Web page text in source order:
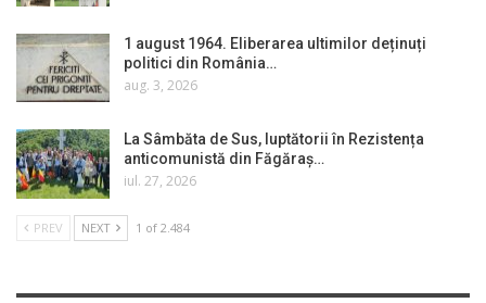
1 august 1964. Eliberarea ultimilor deținuți
politici din România…
aug. 3, 2026
La Sâmbăta de Sus, luptătorii în Rezistența
anticomunistă din Făgăraș…
iul. 27, 2026
PREV NEXT 1 of 2.484